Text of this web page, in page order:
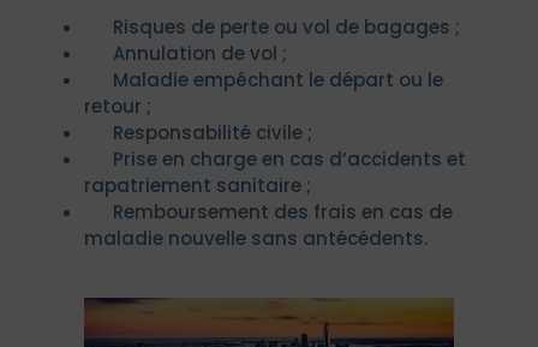
Risques de perte ou vol de bagages ;
Annulation de vol ;
Maladie empêchant le départ ou le
retour ;
Responsabilité civile ;
Prise en charge en cas d’accidents et
rapatriement sanitaire ;
Remboursement des frais en cas de
maladie nouvelle sans antécédents.